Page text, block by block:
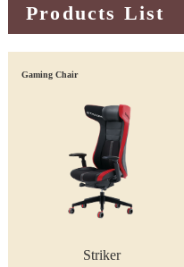
Products List
Gaming Chair
Striker